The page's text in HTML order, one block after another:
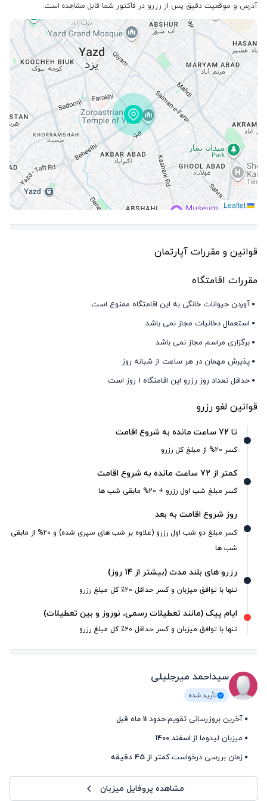
آدرس و موقعیت دقیق پس از رزرو در فاکتور شما قابل مشاهده است.
Leaflet
قوانین و مقررات آپارتمان
مقررات اقامتگاه
آوردن حیوانات خانگی به این اقامتگاه ممنوع است.
استعمال دخانیات مجاز نمی باشد
برگزاری مراسم مجاز نمی باشد
پذیرش مهمان در هر ساعت از شبانه روز
حداقل تعداد روز رزرو این اقامتگاه 1 روز است
قوانین لغو رزرو
تا 72 ساعت مانده به شروع اقامت
کسر 20% از مبلغ کل رزرو
کمتر از 72 ساعت مانده به شروع اقامت
کسر مبلغ شب اول رزرو + 20% مابقی شب ها
روز شروع اقامت به بعد
کسر مبلغ دو شب اول رزرو (علاوه بر شب های سپری شده) و 20% از مابقی
شب ها
رزرو های بلند مدت (بیشتر از 14 روز)
تنها با توافق میزبان و کسر حداقل ۲۰٪ کل مبلغ رزرو
ایام پیک (مانند تعطیلات رسمی، نوروز و بین تعطیلات)
تنها با توافق میزبان و کسر حداقل ۲۰٪ کل مبلغ رزرو
سیداحمد میرجلیلی
تأیید شده
آخرین بروزرسانی تقویم:حدود 11 ماه قبل
میزبان لیدوما از:اسفند 1400
زمان بررسی درخواست:کمتر از 45 دقیقه
مشاهده پروفایل میزبان